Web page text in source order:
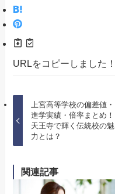
URLをコピーしました！
上宮高等学校の偏差値・
進学実績・倍率まとめ！
天王寺で輝く伝統校の魅
力とは？
関連記事